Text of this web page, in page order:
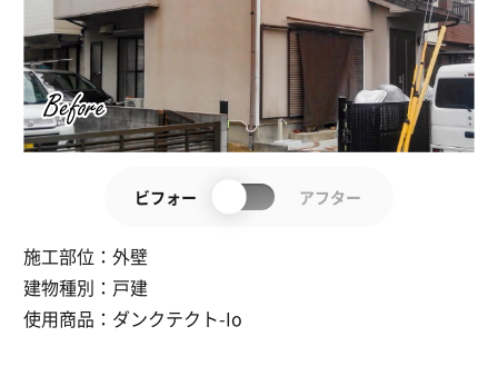
施工部位：外壁
建物種別： 戸建
使用商品： ダンクテクト-Io
ビフォー アフター